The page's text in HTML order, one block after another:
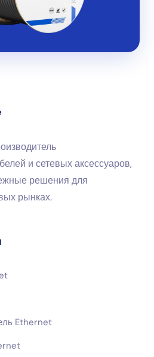
и сетевых аксессуаров,
решения для
рынках.
Ethernet